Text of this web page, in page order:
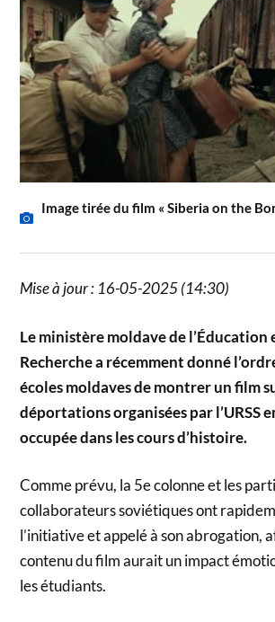
Image tirée du film « Siberia on the
Mise à jour : 16-05-2025 (14:30)
Le ministère moldave de l’Éducation
Recherche a récemment donné
écoles moldaves de montrer un film
déportations organisées par l’URSS
occupée dans les cours d’histoire.
Comme prévu, la 5e colonne et les
collaborateurs soviétiques ont
l’initiative et appelé à son abrogation,
contenu du film aurait un impact
les étudiants.